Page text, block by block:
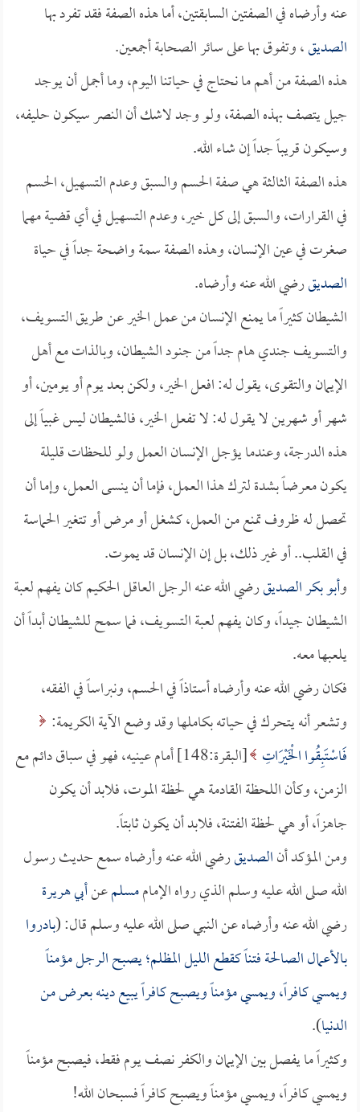
عنه وأرضاه في الصفتين السابقتين، أما هذه الصفة فقد تفرد بها
الصديق، وتفوق بها على سائر الصحابة أجمعين.
هذه الصفة من أهم ما نحتاج في حياتنا اليوم، وما أجمل أن يوجد
جيل يتصف بهذه الصفة، ولو وجد لاشك أن النصر سيكون حليفه،
وسيكون قريباً جداً إن شاء الله.
هذه الصفة الثالثة هي صفة الحسم والسبق وعدم التسهيل، الحسم
في القرارات، والسبق إلى كل خير، وعدم التسهيل في أي قضية مهما
صغرت في عين الإنسان، وهذه الصفة سمة واضحة جداً في حياة
الصديقرضي الله عنه وأرضاه.
الشيطان كثيراً ما يمنع الإنسان من عمل الخير عن طريق التسويف،
والتسويف جندي هام جداً من جنود الشيطان، وبالذات مع أهل
الإيمان والتقوى، يقول له: افعل الخير، ولكن بعد يوم أو يومين، أو
شهر أو شهرين لا يقول له: لا تفعل الخير، فالشيطان ليس غبياً إلى
هذه الدرجة، وعندما يؤجل الإنسان العمل ولو للحظات قليلة
يكون معرضاً بشدة لترك هذا العمل، فإما أن ينسى العمل، وإما أن
تحصل له ظروف تمنع من العمل، كشغل أو مرض أو تتغير الحماسة
في القلب.. أو غير ذلك، بل إن الإنسان قد يموت.
وأبو بكر الصديقرضي الله عنه الرجل العاقل الحكيم كان يفهم لعبة
الشيطان جيداً، وكان يفهم لعبة التسويف، فما سمح للشيطان أبداً أن
يلعبها معه.
فكان رضي الله عنه وأرضاه أستاذاً في الحسم، ونبراساً في الفقه،
وتشعر أنه يتحرك في حياته بكاملها وقد وضع الآية الكريمة:
فَاسْتَبِقُوا الْخَيْرَاتِ
[البقرة:148] أمام عينيه، فهو في سباق دائم مع
الزمن، وكأن اللحظة القادمة هي لحظة الموت، فلابد أن يكون
جاهزاً، أو هي لحظة الفتنة، فلابد أن يكون ثابتاً.
ومن المؤكد أنالصديقرضي الله عنه وأرضاه سمع حديث رسول
الله صلى الله عليه وسلم الذي رواه الإماممسلمعنأبي هريرة
رضي الله عنه وأرضاه عن النبي صلى الله عليه وسلم قال: (بادروا
بالأعمال الصالحة فتناً كقطع الليل المظلم؛ يصبح الرجل مؤمناً
ويمسي كافراً، ويمسي مؤمناً ويصبح كافراً يبيع دينه بعرض من
الدنيا).
وكثيراً ما يفصل بين الإيمان والكفر نصف يوم فقط، فيصبح مؤمناً
ويمسي كافراً، ويمسي مؤمناً ويصبح كافراً فسبحان الله!